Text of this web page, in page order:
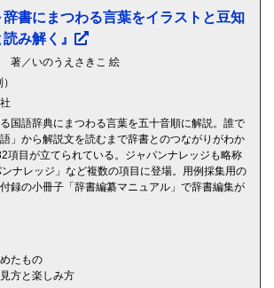
辞書にまつわる言葉をイラストと豆知
み解く』
著／いのうえさきこ 絵
国語辞典にまつわる言葉を五十音順に解説。誰で
」から解説文を読むまで辞書とのつながりがわか
項目が立てられている。ジャパンナレッジも略称
ナレッジ」など複数の項目に登場。用例採集用の
録の小冊子「辞書編纂マニュアル」で辞書編集が
たもの
方と楽しみ方